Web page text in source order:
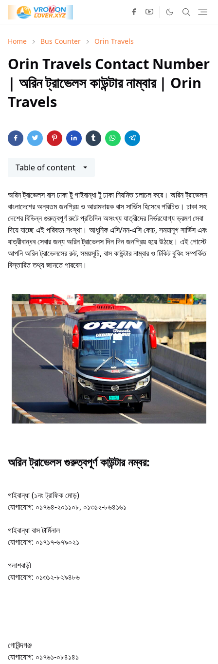
Home Bus Counter Orin Travels
Orin Travels Contact Number
| অরিন ট্রাভেলস কাউন্টার নাম্বার | Orin
Travels
Table of content
অরিন ট্রাভেলস বাস ঢাকা টু গাইবান্ধা টু ঢাকা নিয়মিত চলাচল করে। অরিন ট্রাভেলস
বাংলাদেশের অন্যতম জনপ্রিয় ও আরামদায়ক বাস সার্ভিস হিসেবে পরিচিত। ঢাকা সহ
দেশের বিভিন্ন গুরুত্বপূর্ণ রুটে প্রতিদিন অসংখ্য যাত্রীদের নির্ভরযোগ্য ভ্রমণ সেবা
দিয়ে যাচ্ছে এই পরিবহন সংস্থা। আধুনিক এসি/নন-এসি কোচ, সময়ানুগ সার্ভিস এবং
যাত্রীবান্ধব সেবার জন্য অরিন ট্রাভেলস দিন দিন জনপ্রিয় হয়ে উঠছে। এই পোস্টে
আপনি অরিন ট্রাভেলসের রুট, সময়সূচি, বাস কাউন্টার নাম্বার ও টিকিট বুকিং সম্পর্কিত
বিস্তারিত তথ্য জানতে পারবেন।
অরিন ট্রাভেলস গুরুত্বপূর্ণ কাউন্টার নম্বর:
গাইবান্ধা (১নং ট্রাফিক মোড়)
যোগাযোগ: ০১৭৬৪-২০১১০৮, ০১৩১২-৮৬৪১৬১
গাইবান্ধা বাস টার্মিনাল
যোগাযোগ: ০১৭১৭-৬৭৯০২১
পলাশবাড়ী
যোগাযোগ: ০১৩১২-৮২৯৪৮৬
গোবিন্দগঞ্জ
যোগাযোগ: ০১৭৬১-০৮৪১৪১